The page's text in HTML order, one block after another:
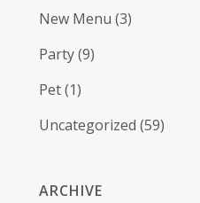
New Menu (3)
Party(9)
Pet(1)
Uncategorized (59)
ARCHIVE